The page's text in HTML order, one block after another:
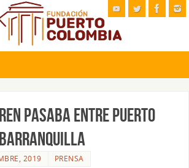
PASABA ENTRE PUERTO
2019 PRENSA